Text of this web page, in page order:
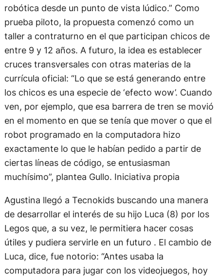
robótica desde un punto de vista lúdico.” Como
prueba piloto, la propuesta comenzó como un
taller a contraturno en el que participan chicos de
entre 9 y 12 años. A futuro, la idea es establecer
cruces transversales con otras materias de la
currícula oficial: “Lo que se está generando entre
los chicos es una especie de ‘efecto wow’. Cuando
ven, por ejemplo, que esa barrera de tren se movió
en el momento en que se tenía que mover o que el
robot programado en la computadora hizo
exactamente lo que le habían pedido a partir de
ciertas líneas de código, se entusiasman
muchísimo”, plantea Gullo. Iniciativa propia
Agustina llegó a Tecnokids buscando una manera
de desarrollar el interés de su hijo Luca (8) por los
Legos que, a su vez, le permitiera hacer cosas
útiles y pudiera servirle en un futuro . El cambio de
Luca, dice, fue notorio: “Antes usaba la
computadora para jugar con los videojuegos, hoy